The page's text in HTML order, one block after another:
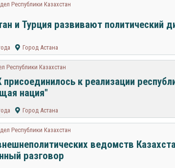
Республики Казахстан
и Турция развивают политический
Город Астана
Республики Казахстан
к реализации
нация"
Город Астана
Республики Казахстан
ведомств
разговор